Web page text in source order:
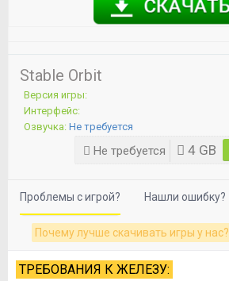
Stable Orbit
Версия игры:
Интерфейс:
Озвучка: Не требуется
Не требуется 4 GB
Проблемы с игрой? Нашли ошибку?
Почему лучше скачивать игры у нас?
ТРЕБОВАНИЯ К ЖЕЛЕЗУ: